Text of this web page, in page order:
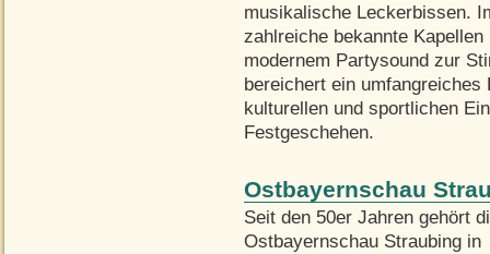
musikalische Leckerbissen.
zahlreiche bekannte
modernem Partysound zur
bereichert ein umfangreiches
kulturellen und sportlichen
Festgeschehen.
Ostbayernschau
Seit den 50er Jahren gehört
Ostbayernschau Straubing in